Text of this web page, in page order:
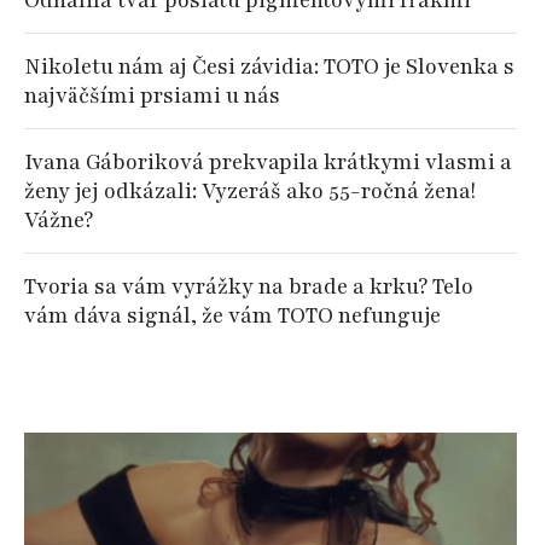
Nikoletu nám aj Česi závidia: TOTO je Slovenka s
najväčšími prsiami u nás
Ivana Gáboriková prekvapila krátkymi vlasmi a
ženy jej odkázali: Vyzeráš ako 55-ročná žena!
Vážne?
Tvoria sa vám vyrážky na brade a krku? Telo
vám dáva signál, že vám TOTO nefunguje